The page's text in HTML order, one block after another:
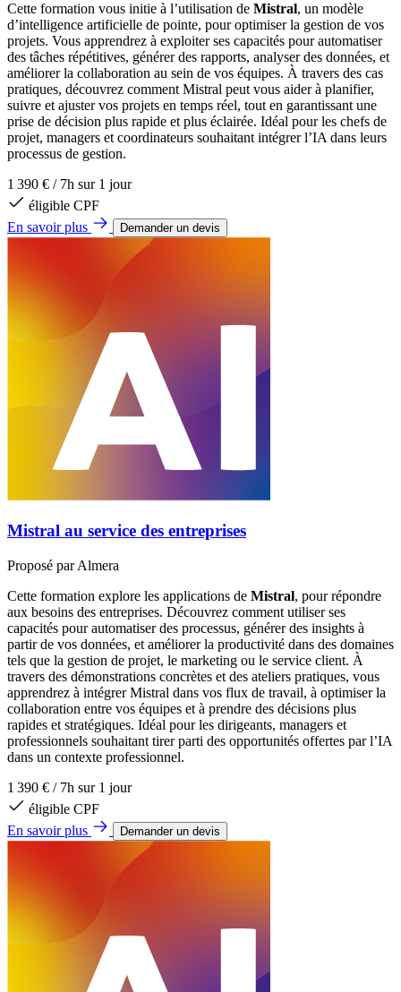
Cette formation vous initie à l’utilisation de Mistral, un modèle
d’intelligence artificielle de pointe, pour optimiser la gestion de vos
projets. Vous apprendrez à exploiter ses capacités pour automatiser
des tâches répétitives, générer des rapports, analyser des données, et
améliorer la collaboration au sein de vos équipes. À travers des cas
pratiques, découvrez comment Mistral peut vous aider à planifier,
suivre et ajuster vos projets en temps réel, tout en garantissant une
prise de décision plus rapide et plus éclairée. Idéal pour les chefs de
projet, managers et coordinateurs souhaitant intégrer l’IA dans leurs
processus de gestion.
1 390 € / 7h sur 1 jour
éligible CPF
En savoir plus
Demander un devis
Mistral au service des entreprises
Proposé parAlmera
Cette formation explore les applications de Mistral, pour répondre
aux besoins des entreprises. Découvrez comment utiliser ses
capacités pour automatiser des processus, générer des insights à
partir de vos données, et améliorer la productivité dans des domaines
tels que la gestion de projet, le marketing ou le service client. À
travers des démonstrations concrètes et des ateliers pratiques, vous
apprendrez à intégrer Mistral dans vos flux de travail, à optimiser la
collaboration entre vos équipes et à prendre des décisions plus
rapides et stratégiques. Idéal pour les dirigeants, managers et
professionnels souhaitant tirer parti des opportunités offertes par l’IA
dans un contexte professionnel.
1 390 € / 7h sur 1 jour
éligible CPF
En savoir plus
Demander un devis